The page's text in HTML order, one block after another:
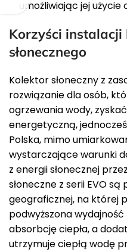
umożliwiając jej użycie
Korzyści instalacji
słonecznego
Kolektor słoneczny z
rozwiązanie dla osób,
ogrzewania wody,
energetyczną,
Polska, mimo
wystarczające warunki
z energii słonecznej
słoneczne z serii EVO
geograficznej, na której
podwyższona
absorbcję ciepła, a
utrzymuje ciepłą wodę